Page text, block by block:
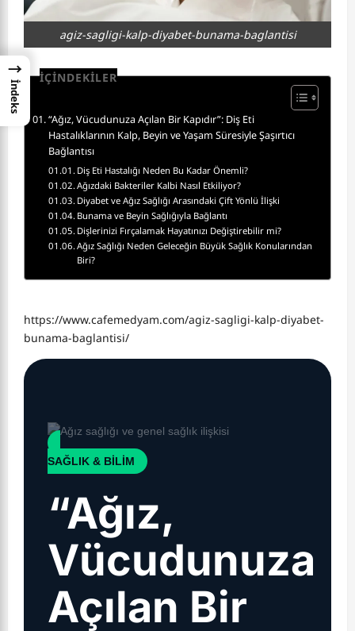
agiz-sagligi-kalp-diyabet-bunama-baglantisi
İÇİNDEKİLER
“Ağız, Vücudunuza Açılan Bir Kapıdır”: Diş Eti
Hastalıklarının Kalp, Beyin ve Yaşam Süresiyle Şaşırtıcı
Bağlantısı
Diş Eti Hastalığı Neden Bu Kadar Önemli?
Ağızdaki Bakteriler Kalbi Nasıl Etkiliyor?
Diyabet ve Ağız Sağlığı Arasındaki Çift Yönlü İlişki
Bunama ve Beyin Sağlığıyla Bağlantı
Dişlerinizi Fırçalamak Hayatınızı Değiştirebilir mi?
Ağız Sağlığı Neden Geleceğin Büyük Sağlık Konularından
Biri?
https://www.cafemedyam.com/agiz-sagligi-kalp-diyabet-
bunama-baglantisi/
SAĞLIK & BİLİM
“Ağız,
Vücudunuza
Açılan Bir
→
İndeks